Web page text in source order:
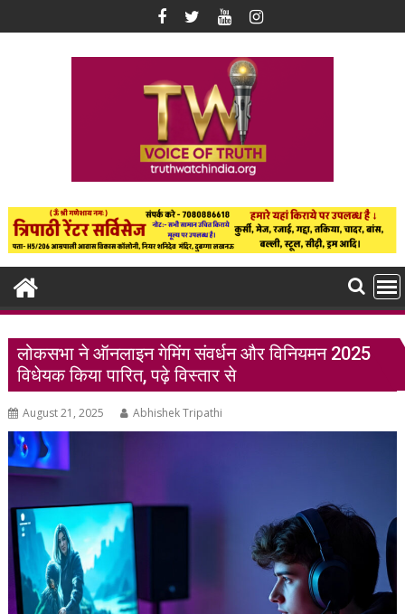
to
लोकसभा ने ऑनलाइन गेमिंग संवर्धन और विनियमन 2025
विधेयक किया पारित, पढ़े विस्तार से
August 21, 2025 Abhishek Tripathi